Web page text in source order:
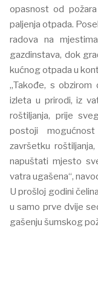
opasnost od
paljenja otpada.
radova na
gazdinstava, dok
kućnog otpada u
„Takođe, s
izleta u prirodi, iz
roštiljanja, prije
postoji
završetku
napuštati mjesto
vatra ugašena“,
U prošloj godini
u samo prve dvije
gašenju šumskog